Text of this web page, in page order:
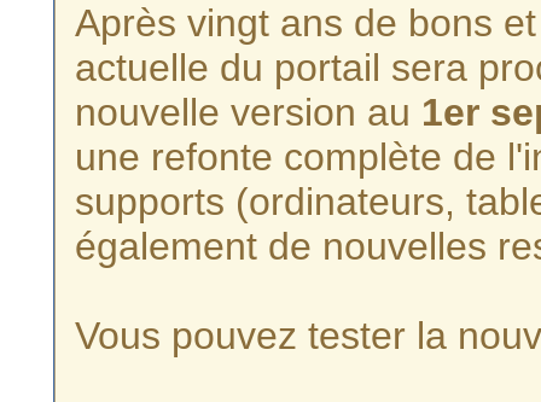
Après vingt ans de bons
actuelle du portail sera
nouvelle version au 1er
une refonte complète de
supports (ordinateurs,
également de nouvelles
Vous pouvez tester la